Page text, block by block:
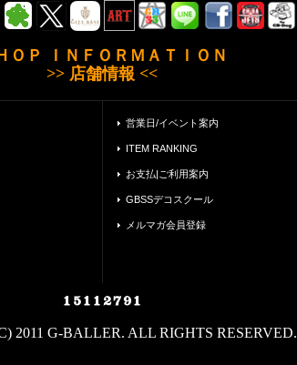
ＯＰ ＩＮＦＯＲＭＡＴＩＯＮ
>> 店舗情報 <<
営業日/イベント案内
ITEM RANKING
お支払|ご利用案内
GBSSデコスクール
メルマガ会員登録
2011 G-BALLER. ALL RIGHTS RESERVED.